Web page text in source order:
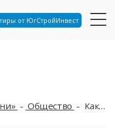
от ЮгСтройИнвест
Общество Как быстро и просто убрать елку после новогодних праздников, рассказали эксперты